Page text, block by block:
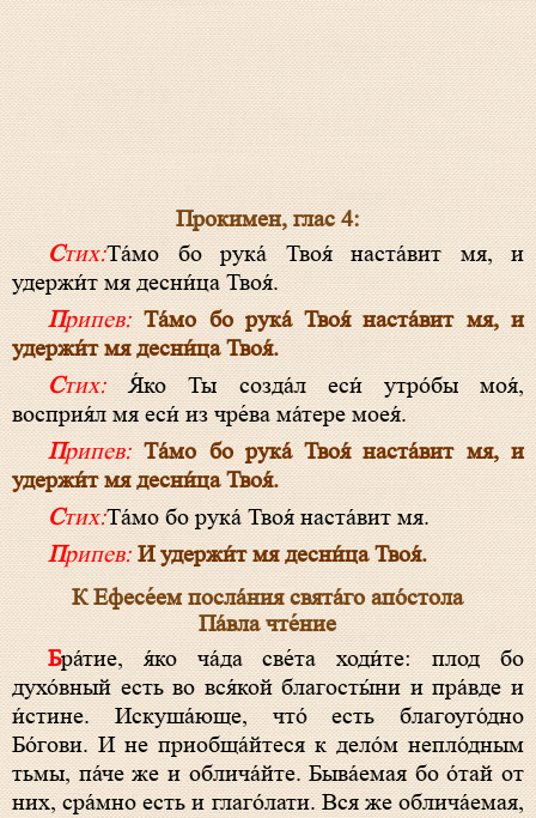
Прокимен, глaс 4:
Стих:Та́мо бо рука́ Твоя́ наста́вит мя, и
удержи́т мя десни́ца Твоя́.
Припев: Та́мо бо рука́ Твоя́ наста́вит мя, и
удержи́т мя десни́ца Твоя́.
Стих:Я́ко Ты созда́л еси́ утро́бы моя́,
восприя́л мя еси́ из чре́ва ма́тере моея́.
Припев: Та́мо бо рука́ Твоя́ наста́вит мя, и
удержи́т мя десни́ца Твоя́.
Стих:Та́мо бо рука́ Твоя́ наста́вит мя.
Припев: И удержи́т мя десни́ца Твоя́.
К Ефесе́ем посла́ния свята́го апо́стола
Па́вла чте́ние
Бра́тие, я́ко ча́да све́та ходи́те: плод бо
духо́вный есть во вся́кой благосты́ни и пра́вде и
и́стине. Искуша́юще, что́ есть благоуго́дно
Бо́гови. И не приобща́йтеся к дело́м непло́дным
тьмы, па́че же и облича́йте. Быва́емая бо о́тай от
них, сра́мно есть и глаго́лати. Вся же облича́емая,